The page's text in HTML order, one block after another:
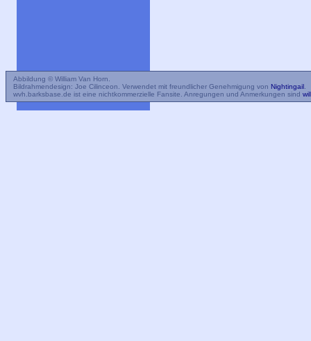
Abbildung © William Van Horn.
Bildrahmendesign: Joe Cilinceon. Verwendet mit freundlicher Genehmigung von Nightingail.
wvh.barksbase.de ist eine nichtkommerzielle Fansite. Anregungen und Anmerkungen sind